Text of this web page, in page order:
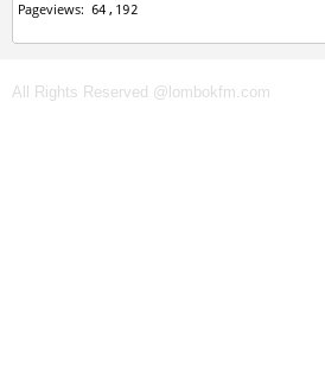
All Rights Reserved @lombokfm.com